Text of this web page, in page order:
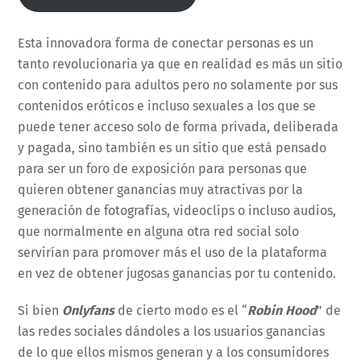
Esta innovadora forma de conectar personas es un
tanto revolucionaria ya que en realidad es más un sitio
con contenido para adultos pero no solamente por sus
contenidos eróticos e incluso sexuales a los que se
puede tener acceso solo de forma privada, deliberada
y pagada, sino también es un sitio que está pensado
para ser un foro de exposición para personas que
quieren obtener ganancias muy atractivas por la
generación de fotografías, videoclips o incluso audios,
que normalmente en alguna otra red social solo
servirían para promover más el uso de la plataforma
en vez de obtener jugosas ganancias por tu contenido.
Si bien Onlyfans de cierto modo es el “Robin Hood” de
las redes sociales dándoles a los usuarios ganancias
de lo que ellos mismos generan y a los consumidores